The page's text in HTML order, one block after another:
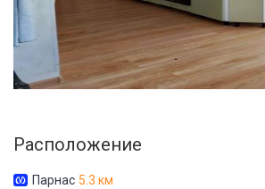
Расположение
Парнас 5.3 км